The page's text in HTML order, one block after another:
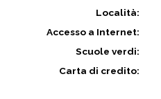
Località:
Accesso a Internet:
Scuole verdi:
Carta di credito: